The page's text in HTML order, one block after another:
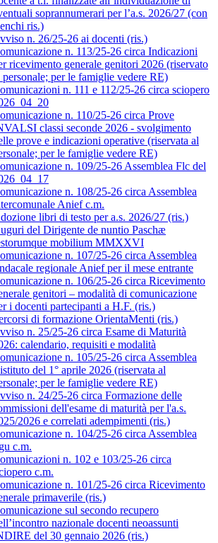
soprannumerari per l’a.s. 2026/27 (con
ris.)
n. 26/25-26 ai docenti (ris.)
n. 113/25-26 circa Indicazioni
ricevimento generale genitori 2026 (riservato
personale; per le famiglie vedere RE)
n. 111 e 112/25-26 circa sciopero
n. 110/25-26 circa Prove
classi seconde 2026 - svolgimento
prove e indicazioni operative (riservata al
per le famiglie vedere RE)
n. 109/25-26 Assemblea Flc del
n. 108/25-26 circa Assemblea
Anief c.m.
libri di testo per a.s. 2026/27 (ris.)
del Dirigente de nuntio Paschæ
mobilium MMXXVI
n. 107/25-26 circa Assemblea
regionale Anief per il mese entrante
n. 106/25-26 circa Ricevimento
genitori – modalità di comunicazione
i docenti partecipanti a H.F. (ris.)
di formazione OrientaMenti (ris.)
n. 25/25-26 circa Esame di Maturità
calendario, requisiti e modalità
n. 105/25-26 circa Assemblea
del 1° aprile 2026 (riservata al
per le famiglie vedere RE)
n. 24/25-26 circa Formazione delle
dell'esame di maturità per l'a.s.
2026 e correlati adempimenti (ris.)
n. 104/25-26 circa Assemblea
c.m.
n. 102 e 103/25-26 circa
c.m.
n. 101/25-26 circa Ricevimento
primaverile (ris.)
sul secondo recupero
nazionale docenti neoassunti
del 30 gennaio 2026 (ris.)